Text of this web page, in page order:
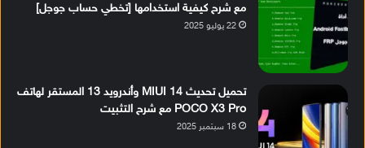
مع شرح كيفية استخدامها [تخطي حساب جوجل]
22 يوليو 2025
تحميل تحديث MIUI 14 وأندرويد 13 المستقر لهاتف
POCO X3 Pro مع شرح التثبيت
18 سبتمبر 2025